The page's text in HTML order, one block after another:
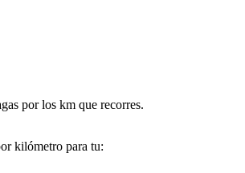
por los km que recorres.
kilómetro para tu: